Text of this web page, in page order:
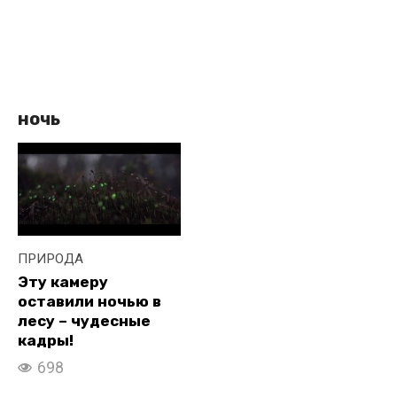
ночь
ПРИРОДА
Эту камеру
оставили ночью в
лесу – чудесные
кадры!
698